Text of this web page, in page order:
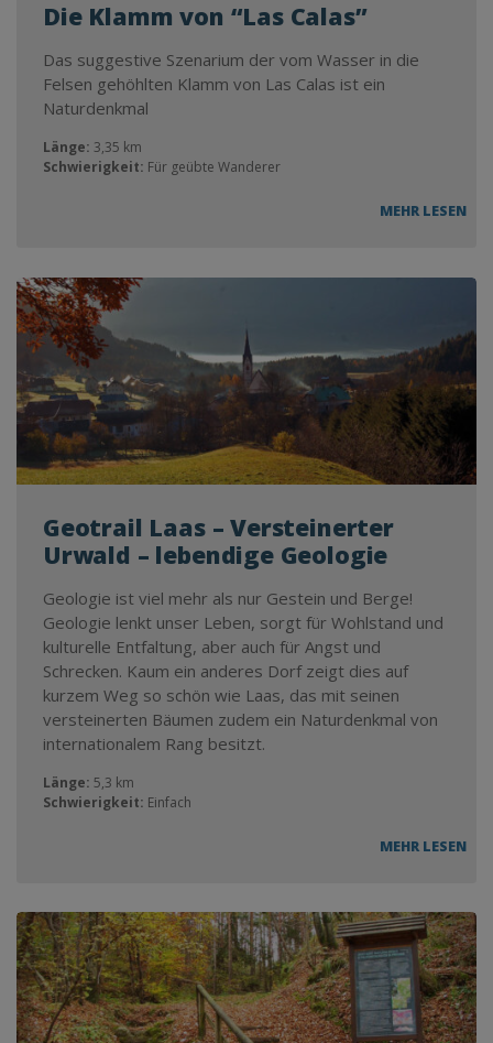
Die Klamm von “Las Calas”
Das suggestive Szenarium der vom Wasser in die
Felsen gehöhlten Klamm von Las Calas ist ein
Naturdenkmal
Länge: 3,35 km
Schwierigkeit: Für geübte Wanderer
MEHR LESEN
Geotrail Laas – Versteinerter
Urwald – lebendige Geologie
Geologie ist viel mehr als nur Gestein und Berge!
Geologie lenkt unser Leben, sorgt für Wohlstand und
kulturelle Entfaltung, aber auch für Angst und
Schrecken. Kaum ein anderes Dorf zeigt dies auf
kurzem Weg so schön wie Laas, das mit seinen
versteinerten Bäumen zudem ein Naturdenkmal von
internationalem Rang besitzt.
Länge: 5,3 km
Schwierigkeit: Einfach
MEHR LESEN